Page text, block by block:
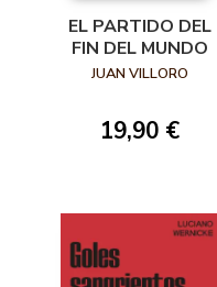
EL PARTIDO DEL
FIN DEL MUNDO
JUAN VILLORO
19,90 €